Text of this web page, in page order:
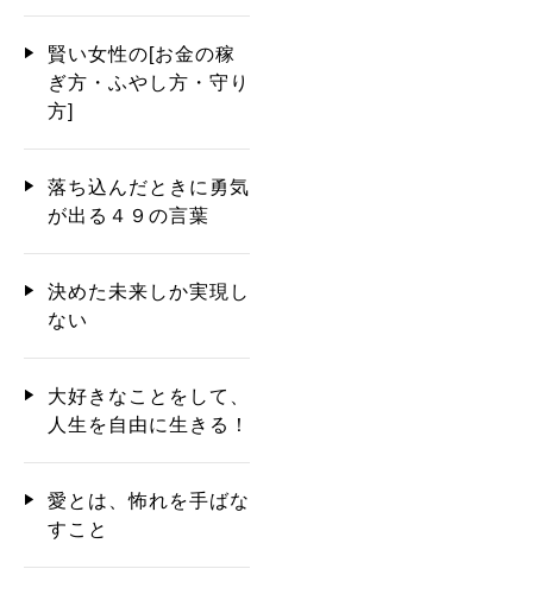
賢い女性の[お金の稼
ぎ方・ふやし方・守り
方]
落ち込んだときに勇気
が出る４９の言葉
決めた未来しか実現し
ない
大好きなことをして、
人生を自由に生きる！
愛とは、怖れを手ばな
すこと